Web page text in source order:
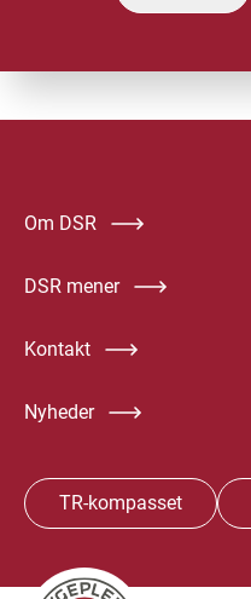
Om DSR
DSR mener
Kontakt
Nyheder
TR-kompasset